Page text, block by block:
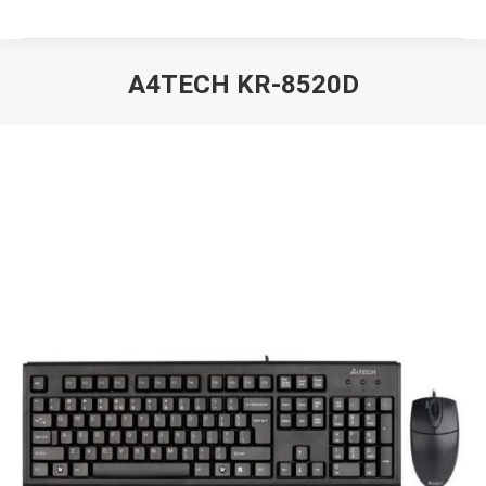
A4TECH KR-8520D